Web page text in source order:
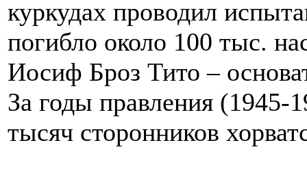
куркудах проводил
погибло около 100 тыс.
Иосиф Броз Тито –
За годы правления (1945-
тысяч сторонников